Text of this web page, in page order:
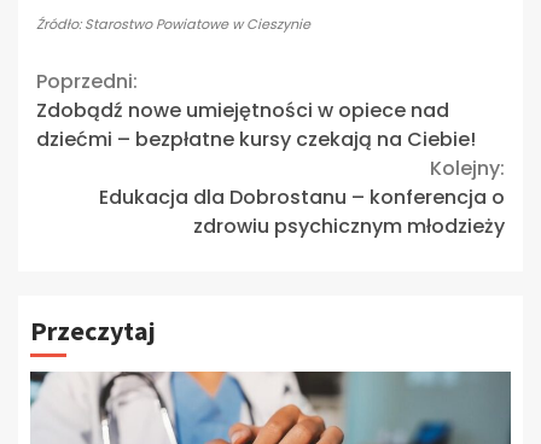
Źródło: Starostwo Powiatowe w Cieszynie
Continue
Reading
Poprzedni:
Zdobądź nowe umiejętności w opiece nad
dziećmi – bezpłatne kursy czekają na Ciebie!
Kolejny:
Edukacja dla Dobrostanu – konferencja o
zdrowiu psychicznym młodzieży
Przeczytaj